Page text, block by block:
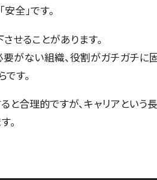
全」です。
せることがあります。
がない組織、役割がガチガチに
す。
と合理的ですが、キャリアという
。